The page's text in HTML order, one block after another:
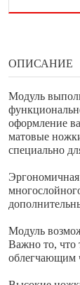
ОПИСАНИЕ
Модуль
оформление
матовые
специально
Модуль
Важно то, что
облегчающим